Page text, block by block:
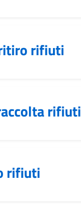
rifiuti
rifiuti
rifiuti